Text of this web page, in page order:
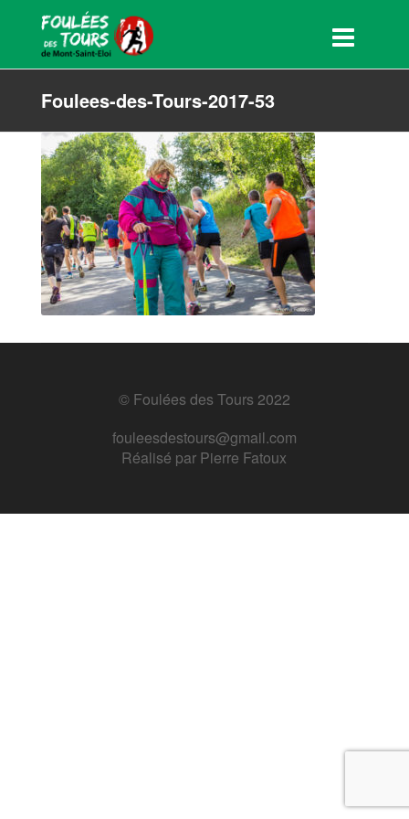
Foulees-des-Tours-2017-53
© Foulées des Tours 2022
fouleesdestours@gmail.com
Réalisé par Pierre Fatoux